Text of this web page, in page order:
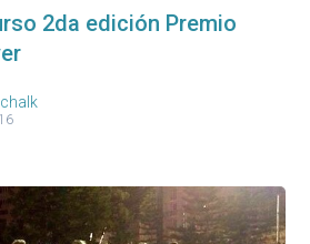
2da edición Premio